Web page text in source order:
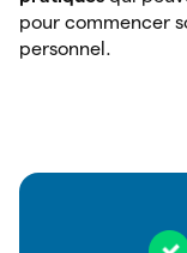
pour commencer
personnel.